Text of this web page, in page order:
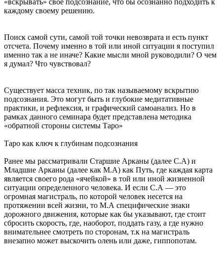
каждому своему решению.
Поиск самой сути, самой той точки невозврата и есть пункт
отсчета. Почему именно в той или иной ситуации я поступил
именно так а не иначе? Какие мысли мной руководили? О чем
я думал? Что чувствовал?
Существует масса техник, по так называемому вскрытию
подсознания. Это могут быть и глубокие медитативные
практики, и рефлексия, и графический самоанализ. Но в
рамках данного семинара будет представлена методика
«обратной стороны системы Таро»
Таро как ключ к глубинам подсознания
Ранее мы рассматривали Старшие Арканы (далее С.А) и
Младшие Арканы (далее как М.А) как Путь, где каждая карта
является своего рода «ячейкой» в той или иной жизненной
ситуации определенного человека. И если С.А — это
огромная магистраль, по которой человек несется на
протяжении всей жизни, то М.А специфические знаки
дорожного движения, которые как бы указывают, где стоит
сбросить скорость, где, наоборот, поддать газу, а где нужно
внимательнее смотреть по сторонам, т.к на магистраль
внезапно может выскочить олень или даже, гиппопотам.